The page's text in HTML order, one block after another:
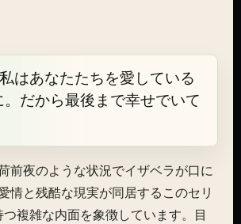
はあなたたちを愛している
だから最後まで幸せでいて
前夜のような状況でイザベラが口に
情と残酷な現実が同居するこのセリ
複雑な内面を象徴しています。目